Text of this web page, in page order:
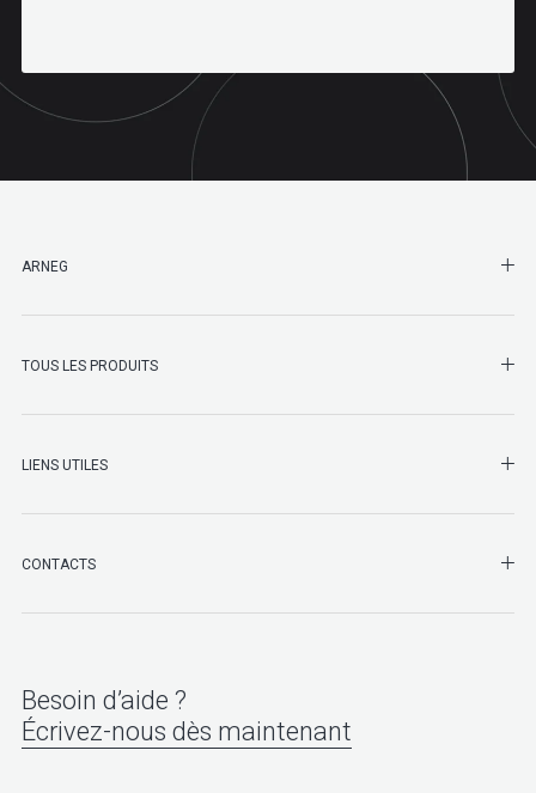
ARNEG
TOUS LES PRODUITS
LIENS UTILES
CONTACTS
Besoin d’aide ?
Écrivez-nous dès maintenant